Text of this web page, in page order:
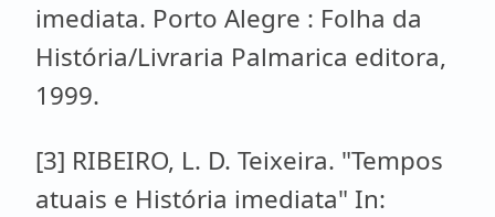
imediata. Porto Alegre : Folha da
História/Livraria Palmarica editora,
1999.
[3] RIBEIRO, L. D. Teixeira. "Tempos
atuais e História imediata" In: